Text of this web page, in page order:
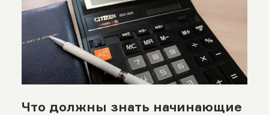
Что должны знать начинающие